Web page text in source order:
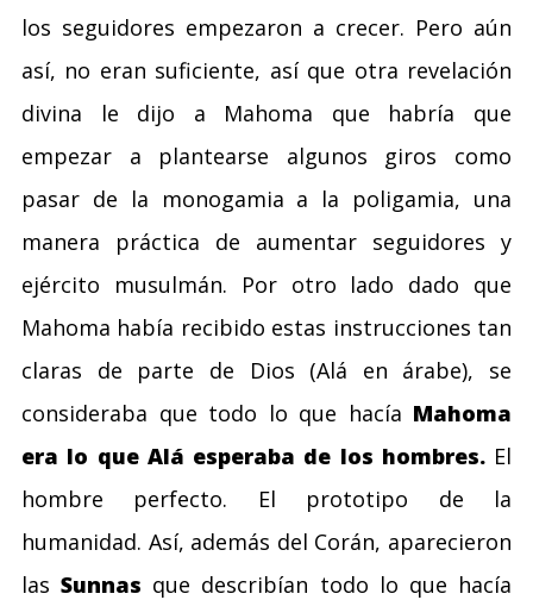
los seguidores empezaron a crecer. Pero aún
así, no eran suficiente, así que otra revelación
divina le dijo a Mahoma que habría que
empezar a plantearse algunos giros como
pasar de la monogamia a la poligamia, una
manera práctica de aumentar seguidores y
ejército musulmán. Por otro lado dado que
Mahoma había recibido estas instrucciones tan
claras de parte de Dios (Alá en árabe), se
consideraba que todo lo que hacía Mahoma
era lo que Alá esperaba de los hombres.El
hombre perfecto. El prototipo de la
humanidad. Así, además del Corán, aparecieron
lasSunnas que describían todo lo que hacía